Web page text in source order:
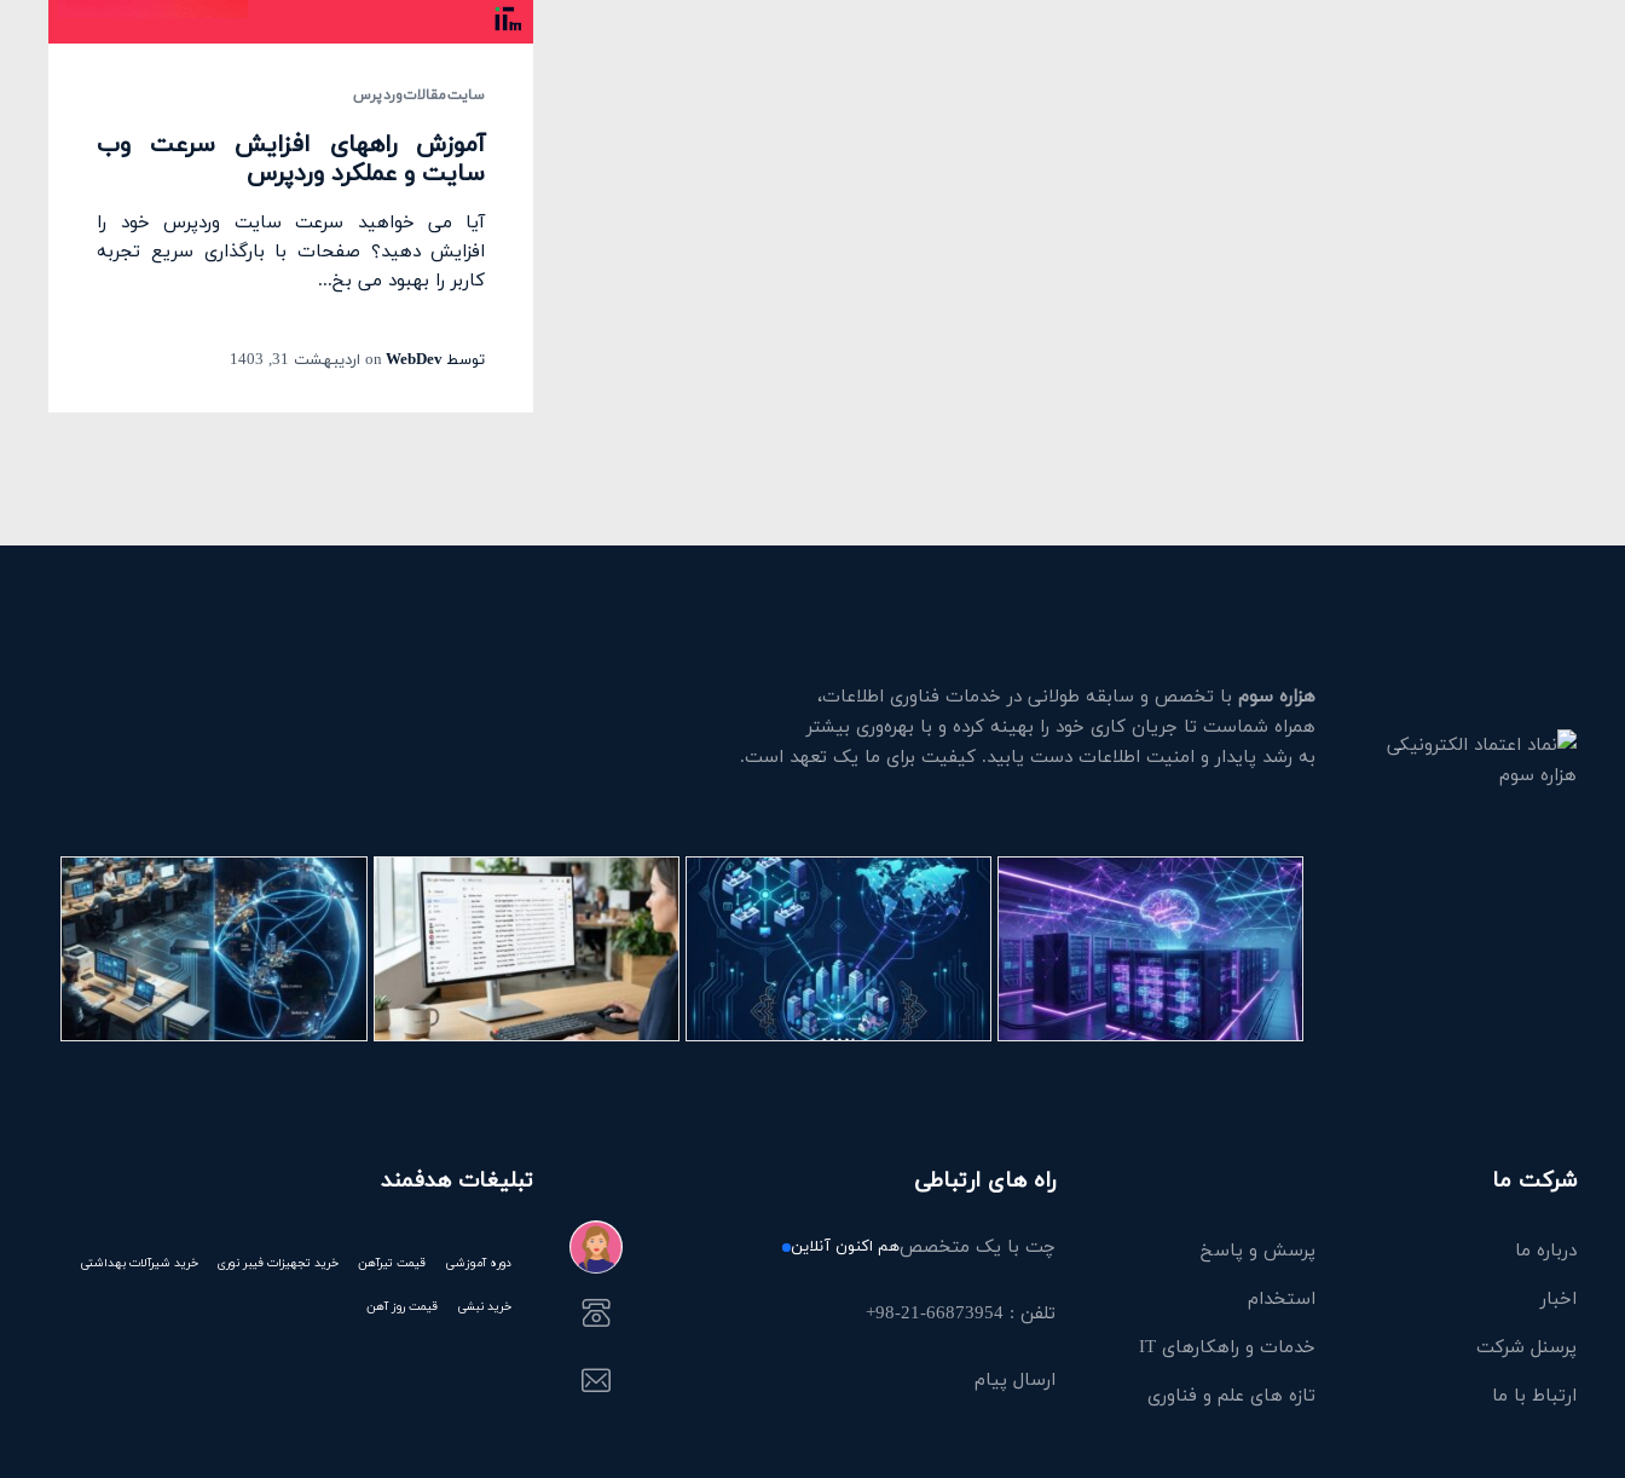
سایتمقالاتوردپرس
آموزش راههای افزایش سرعت وب
سایت و عملکرد وردپرس
آیا می خواهید سرعت سایت وردپرس خود را
افزایش دهید؟ صفحات با بارگذاری سریع تجربه
کاربر را بهبود می بخ...
توسطWebDev
on اردیبهشت 31, 1403
هزاره سومبا تخصص و سابقه طولانی در خدمات فناوری اطلاعات،
همراه شماست تا جریان کاری خود را بهینه کرده و با بهره‌وری بیشتر
به رشد پایدار و امنیت اطلاعات دست یابید. کیفیت برای ما یک تعهد است.
شرکت ما
درباره ما
پرسش و پاسخ
اخبار
استخدام
پرسنل شرکت
خدمات و راهکارهای IT
ارتباط با ما
تازه های علم و فناوری
راه های ارتباطی
چت با یک متخصصهم اکنون آنلاین
تلفن : 66873954-21-98+
ارسال پیام
تبلیغات هدفمند
دوره آموزشی قیمت تیرآهن خرید تجهیزات فیبر نوری خرید شیرآلات بهداشتی
خرید نبشی قیمت روز آهن